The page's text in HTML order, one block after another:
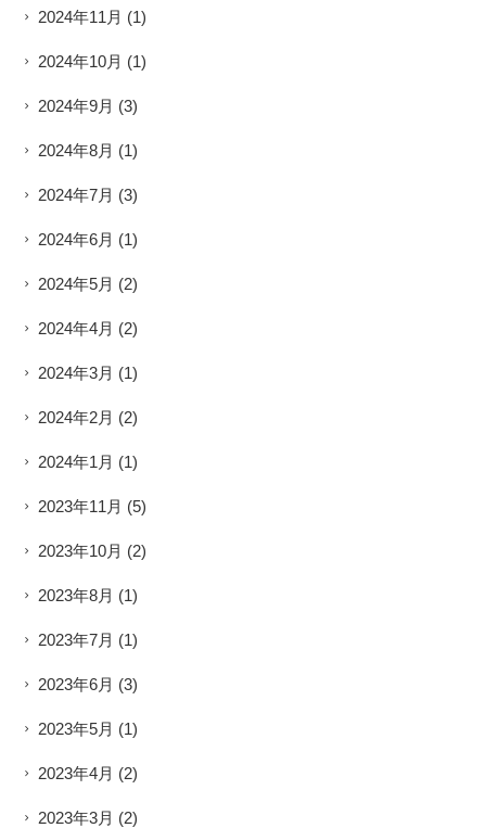
2024年11月 (1)
2024年10月 (1)
2024年9月 (3)
2024年8月 (1)
2024年7月 (3)
2024年6月 (1)
2024年5月 (2)
2024年4月 (2)
2024年3月 (1)
2024年2月 (2)
2024年1月 (1)
2023年11月 (5)
2023年10月 (2)
2023年8月 (1)
2023年7月 (1)
2023年6月 (3)
2023年5月 (1)
2023年4月 (2)
2023年3月 (2)